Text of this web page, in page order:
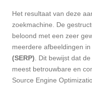
Het resultaat van deze
zoekmachine. De
beloond met een zeer
meerdere afbeeldingen in
(SERP) . Dit bewijst dat
meest betrouwbare en
Source Engine